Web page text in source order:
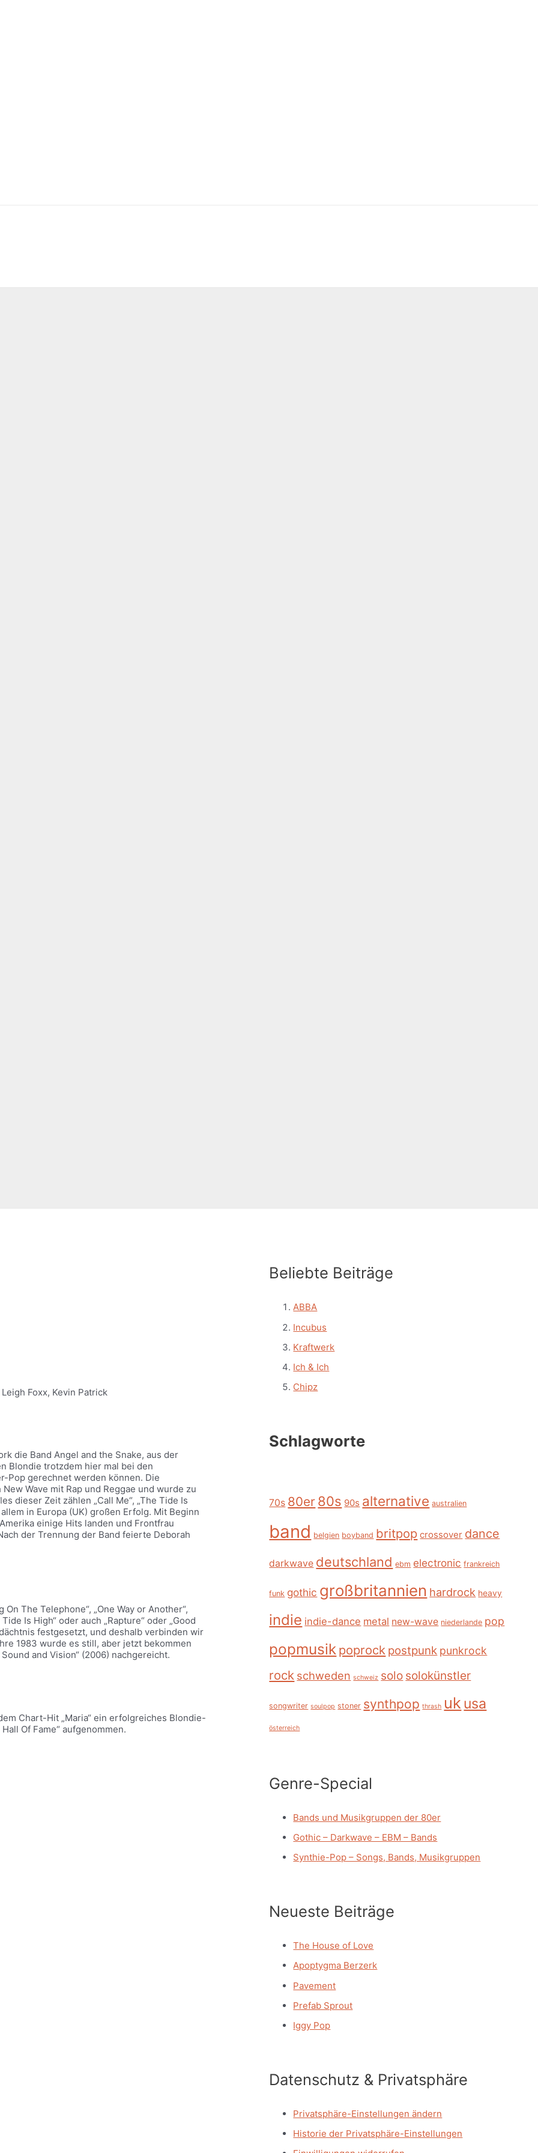
Foxx, Kevin Patrick
die Band Angel and the Snake, aus der
Blondie trotzdem hier mal bei den
Pop gerechnet werden können. Die
Wave mit Rap und Reggae und wurde zu
dieser Zeit zählen „Call Me“, „The Tide Is
in Europa (UK) großen Erfolg. Mit Beginn
einige Hits landen und Frontfrau
der Trennung der Band feierte Deborah
The Telephone“, „One Way or Another“,
Tide Is High“ oder auch „Rapture“ oder „Good
festgesetzt, und deshalb verbinden wir
1983 wurde es still, aber jetzt bekommen
and Vision“ (2006) nachgereicht.
Chart-Hit „Maria“ ein erfolgreiches Blondie-
Of Fame“ aufgenommen.
Beliebte Beiträge
ABBA
Incubus
Kraftwerk
Ich & Ich
Chipz
Schlagworte
70s 80er 80s 90s alternative australien
band belgien boyband britpop crossover dance
darkwave deutschland ebm electronic frankreich
funk gothic großbritannien hardrock heavy
indie indie-dance metal new-wave niederlande pop
popmusik poprock postpunk punkrock
rock schweden schweiz solo solokünstler
songwriter soulpop stoner synthpop thrash ukusa
österreich
Genre-Special
Bands und Musikgruppen der 80er
Gothic – Darkwave – EBM – Bands
Synthie-Pop – Songs, Bands, Musikgruppen
Neueste Beiträge
The House of Love
Apoptygma Berzerk
Pavement
Prefab Sprout
Iggy Pop
Datenschutz & Privatsphäre
Privatsphäre-Einstellungen ändern
Historie der Privatsphäre-Einstellungen